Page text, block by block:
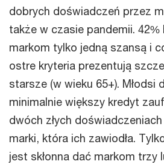
dobrych doświadczeń przez
także w czasie pandemii. 42%
markom tylko jedną szansą i
ostre kryteria prezentują
starsze (w wieku 65+). Młodsi
minimalnie większy kredyt
dwóch złych
marki, która ich zawiodła.
jest skłonna dać markom trzy